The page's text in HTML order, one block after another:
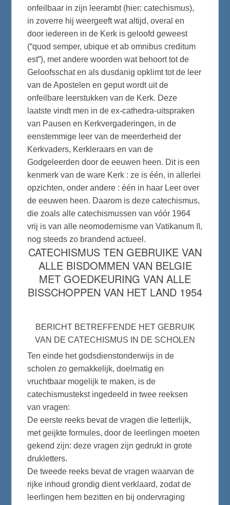
onfeilbaar in zijn leerambt (hier: catechismus),
in zoverre hij weergeeft wat altijd, overal en
door iedereen in de Kerk is geloofd geweest
(“quod semper, ubique et ab omnibus creditum
est”), met andere woorden wat behoort tot de
Geloofsschat en als dusdanig opklimt tot de leer
van de Apostelen en geput wordt uit de
onfeilbare leerstukken van de Kerk. Deze
laatste vindt men in de ex-cathedra-uitspraken
van Pausen en Kerkvergaderingen, in de
eenstemmige leer van de meerderheid der
Kerkvaders, Kerkleraars en van de
Godgeleerden door de eeuwen heen. Dit is een
kenmerk van de ware Kerk : ze is één, in allerlei
opzichten, onder andere : één in haar Leer over
de eeuwen heen. Daarom is deze catechismus,
die zoals alle catechismussen van vóór 1964
vrij is van alle neomodernisme van Vatikanum II,
nog steeds zo brandend actueel.
CATECHISMUS TEN GEBRUIKE VAN
ALLE BISDOMMEN VAN BELGIE
MET GOEDKEURING VAN ALLE
BISSCHOPPEN VAN HET LAND 1954
BERICHT BETREFFENDE HET GEBRUIK
VAN DE CATECHISMUS IN DE SCHOLEN
Ten einde het godsdienstonderwijs in de
scholen zo gemakkelijk, doelmatig en
vruchtbaar mogelijk te maken, is de
catechismustekst ingedeeld in twee reeksen
van vragen:
De eerste reeks bevat de vragen die letterlijk,
met geijkte formules, door de leerlingen moeten
gekend zijn: deze vragen zijn gedrukt in grote
drukletters.
De tweede reeks bevat de vragen waarvan de
rijke inhoud grondig dient verklaard, zodat de
leerlingen hem bezitten en bij ondervraging